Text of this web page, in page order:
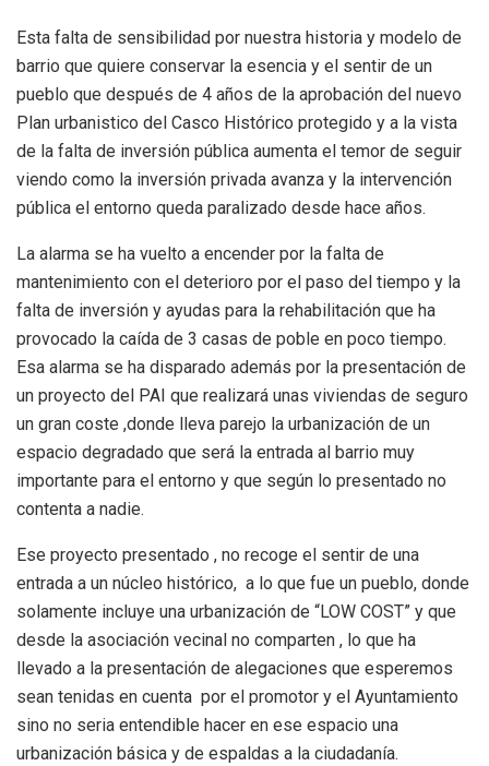
Esta falta de sensibilidad por nuestra historia y modelo de
barrio que quiere conservar la esencia y el sentir de un
pueblo que después de 4 años de la aprobación del nuevo
Plan urbanistico del Casco Histórico protegido y a la vista
de la falta de inversión pública aumenta el temor de seguir
viendo como la inversión privada avanza y la intervención
pública el entorno queda paralizado desde hace años.
La alarma se ha vuelto a encender por la falta de
mantenimiento con el deterioro por el paso del tiempo y la
falta de inversión y ayudas para la rehabilitación que ha
provocado la caída de 3 casas de poble en poco tiempo.
Esa alarma se ha disparado además por la presentación de
un proyecto del PAI que realizará unas viviendas de seguro
un gran coste ,donde lleva parejo la urbanización de un
espacio degradado que será la entrada al barrio muy
importante para el entorno y que según lo presentado no
contenta a nadie.
Ese proyecto presentado , no recoge el sentir de una
entrada a un núcleo histórico, a lo que fue un pueblo, donde
solamente incluye una urbanización de “LOW COST” y que
desde la asociación vecinal no comparten , lo que ha
llevado a la presentación de alegaciones que esperemos
sean tenidas en cuenta por el promotor y el Ayuntamiento
sino no seria entendible hacer en ese espacio una
urbanización básica y de espaldas a la ciudadanía.